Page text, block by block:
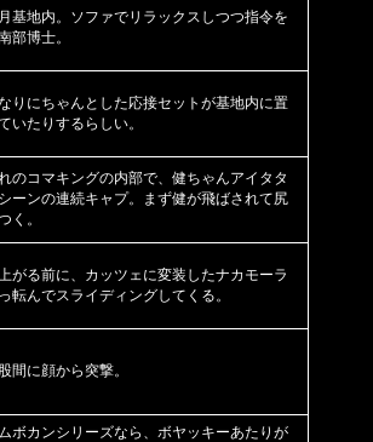
基地内。ソファでリラックスしつつ指令を
部博士。
りにちゃんとした応接セットが基地内に置
いたりするらしい。
のコマキングの内部で、健ちゃんアイタタ
ーンの連続キャプ。まず健が飛ばされて尻
く。
がる前に、カッツェに変装したナカモーラ
転んでスライディングしてくる。
間に顔から突撃。
ボカンシリーズなら、ボヤッキーあたりが